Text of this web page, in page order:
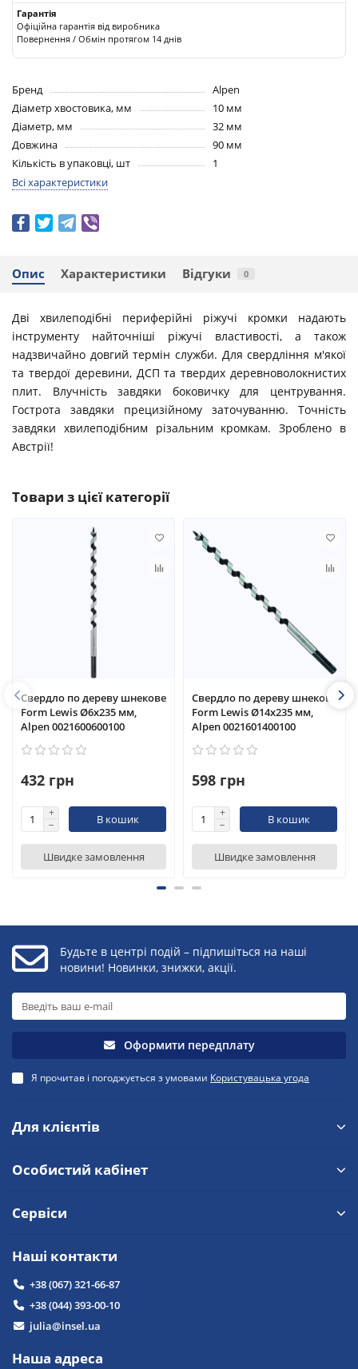
Гарантія
Офіційна гарантія від виробника
Повернення / Обмін протягом 14 днів
Бренд
Alpen
Діаметр хвостовика, мм
10 мм
Діаметр, мм
32 мм
Довжина
90 мм
Кількість в упаковці, шт
1
Всі характеристики
Опис Характеристики Відгуки 0
Дві хвилеподібні периферійні ріжучі кромки надають
інструменту найточніші ріжучі властивості, а також
надзвичайно довгий термін служби. Для свердління м'якої
та твердої деревини, ДСП та твердих деревноволокнистих
плит. Влучність завдяки боковичку для центрування.
Гострота завдяки прецизійному заточуванню. Точність
завдяки хвилеподібним різальним кромкам. Зроблено в
Австрії!
Товари з цієї категорії
Свердло по дереву шнекове
Form Lewis Ø6x235 мм,
Alpen 0021600600100
432 грн
В кошик
Швидке замовлення
Свердло по дереву шнекове
Form Lewis Ø14x235 мм,
Alpen 0021601400100
598 грн
В кошик
Швидке замовлення
Будьте в центрі подій – підпишіться на наші
новини! Новинки, знижки, акції.
Оформити передплату
Я прочитав і погоджується з умовами Користувацька угода
Для клієнтів
Особистий кабінет
Сервіси
Наші контакти
+38 (067) 321-66-87
+38 (044) 393-00-10
julia@insel.ua
Наша адреса